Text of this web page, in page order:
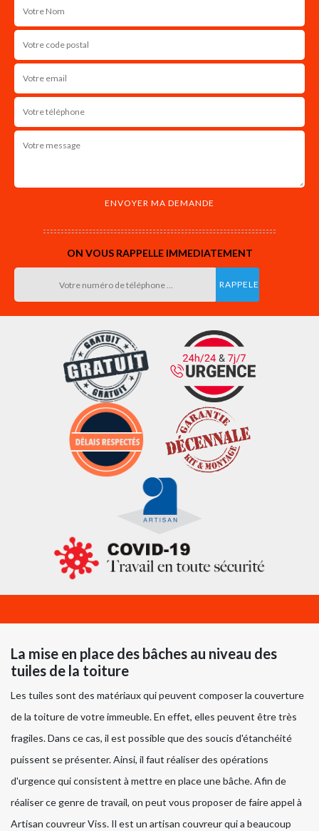
ON VOUS RAPPELLE IMMEDIATEMENT
La mise en place des bâches au niveau des
tuiles de la toiture
Les tuiles sont des matériaux qui peuvent composer la couverture
de la toiture de votre immeuble. En effet, elles peuvent être très
fragiles. Dans ce cas, il est possible que des soucis d'étanchéité
puissent se présenter. Ainsi, il faut réaliser des opérations
d'urgence qui consistent à mettre en place une bâche. Afin de
réaliser ce genre de travail, on peut vous proposer de faire appel à
Artisan couvreur Viss. Il est un artisan couvreur qui a beaucoup